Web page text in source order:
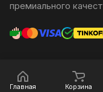
Главная Корзина
премиального